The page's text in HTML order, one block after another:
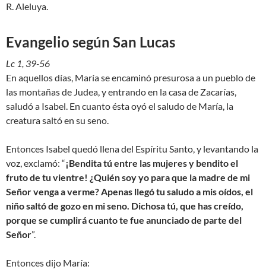
R. Aleluya.
Evangelio según San Lucas
Lc 1, 39-56
En aquellos días, María se encaminó presurosa a un pueblo de
las montañas de Judea, y entrando en la casa de Zacarías,
saludó a Isabel. En cuanto ésta oyó el saludo de María, la
creatura saltó en su seno.
Entonces Isabel quedó llena del Espíritu Santo, y levantando la
voz, exclamó: “¡Bendita tú entre las mujeres y bendito el
fruto de tu vientre! ¿Quién soy yo para que la madre de mi
Señor venga a verme? Apenas llegó tu saludo a mis oídos, el
niño saltó de gozo en mi seno. Dichosa tú, que has creído,
porque se cumplirá cuanto te fue anunciado de parte del
Señor”.
Entonces dijo María: